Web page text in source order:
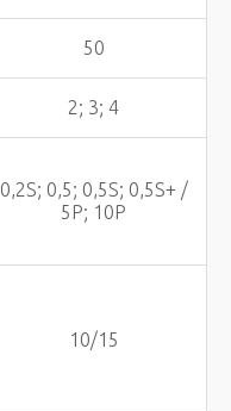
50
2; 3; 4
0,2S; 0,5; 0,5S; 0,5S+ /
5Р; 10P
10/15